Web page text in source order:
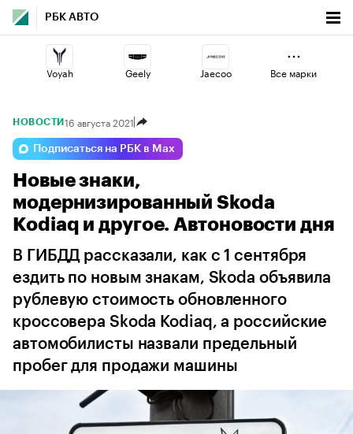
РБК АВТО
Voyah Geely Jaecoo
Omoda Esteo
Lada Volga
Все марки
НОВОСТИ 16 августа 2021
Подписаться на РБК в Max
Новые знаки,
модернизированный Skoda
Kodiaq и другое. Автоновости дня
В ГИБДД рассказали, как с 1 сентября
ездить по новым знакам, Skoda объявила
рублевую стоимость обновленного
кроссовера Skoda Kodiaq, а российские
автомобилисты назвали предельный
пробег для продажи машины